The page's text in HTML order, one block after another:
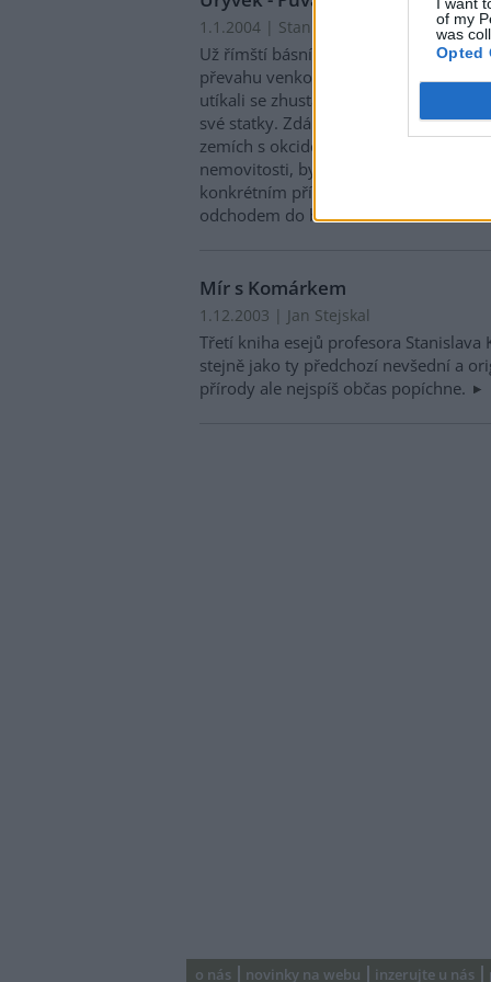
of my
was
Opted
1.1.2004 | Stanislav Komárek
Už římští básníci a literáti měli
převahu venkova a zemědělství nad
utíkali se zhusta před nepřízní
své statky. Zdá se obecně, že
zemích s okcidentální tradicí zvýšené
nemovitosti, byť jejich reálná potřeba
konkrétním případě malá nebo žádná
odchodem do bezdomoví či do
Mír s Komárkem
1.12.2003 | Jan Stejskal
Třetí kniha esejů profesora
stejně jako ty předchozí nevšední a
přírody ale nejspíš občas popíchne.
o nás novinky na webu inzerujte u nás